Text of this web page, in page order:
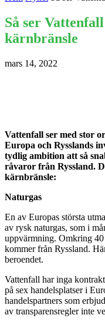
Så ser
kärnbränsle
mars 14, 2022
Vattenfall ser med stor
Europa och Rysslands
tydlig ambition att så
råvaror från Ryssland.
kärnbränsle:
Naturgas
En av Europas största
av rysk naturgas, som i
uppvärmning. Omkring 40
kommer från Ryssland.
beroendet.
Vattenfall har inga
på sex handelsplatser i
handelspartners som
av transparensregler inte